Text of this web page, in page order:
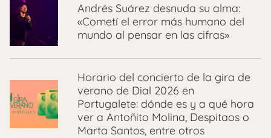
Andrés Suárez desnuda su alma:
«Cometí el error más humano del
mundo al pensar en las cifras»
Horario del concierto de la gira de
verano de Dial 2026 en
Portugalete: dónde es y a qué hora
ver a Antoñito Molina, Despitaos o
Marta Santos, entre otros